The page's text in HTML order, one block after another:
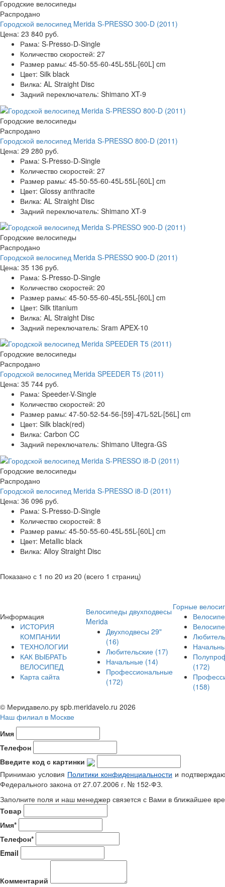
Городские велосипеды
Распродано
Городской велосипед Merida S-PRESSO 300-D (2011)
Цена: 23 840 руб.
Рама: S-Presso-D-Single
Количество скоростей: 27
Размер рамы: 45-50-55-60-45L-55L-[60L] cm
Цвет: Silk black
Вилка: AL Straight Disc
Задний переключатель: Shimano XT-9
Городские велосипеды
Распродано
Городской велосипед Merida S-PRESSO 800-D (2011)
Цена: 29 280 руб.
Рама: S-Presso-D-Single
Количество скоростей: 27
Размер рамы: 45-50-55-60-45L-55L-[60L] cm
Цвет: Glossy anthracite
Вилка: AL Straight Disc
Задний переключатель: Shimano XT-9
Городские велосипеды
Распродано
Городской велосипед Merida S-PRESSO 900-D (2011)
Цена: 35 136 руб.
Рама: S-Presso-D-Single
Количество скоростей: 20
Размер рамы: 45-50-55-60-45L-55L-[60L] cm
Цвет: Silk titanium
Вилка: AL Straight Disc
Задний переключатель: Sram APEX-10
Городские велосипеды
Распродано
Городской велосипед Merida SPEEDER T5 (2011)
Цена: 35 744 руб.
Рама: Speeder-V-Single
Количество скоростей: 20
Размер рамы: 47-50-52-54-56-[59]-47L-52L-[56L] cm
Цвет: Silk black(red)
Вилка: Carbon CC
Задний переключатель: Shimano Ultegra-GS
Городские велосипеды
Распродано
Городской велосипед Merida S-PRESSO i8-D (2011)
Цена: 36 096 руб.
Рама: S-Presso-D-Single
Количество скоростей: 8
Размер рамы: 45-50-55-60-45L-55L-[60L] cm
Цвет: Metallic black
Вилка: Alloy Straight Disc
Показано с 1 по 20 из 20 (всего 1 страниц)
Информация
ИСТОРИЯ
КОМПАНИИ
ТЕХНОЛОГИИ
КАК ВЫБРАТЬ
ВЕЛОСИПЕД
Карта сайта
Велосипеды двухподвесы
Merida
Двухподвесы 29"
(16)
Любительские (17)
Начальные (14)
Профессиональные
(172)
Горные
(172)
(158)
© Меридавело.ру spb.meridavelo.ru 2026
Наш филиал в Москве
Имя
Телефон
Введите код с картинки
Принимаю условия Политики конфиденциальности и
Федерального закона от 27.07.2006 г. № 152-ФЗ.
Заполните поля и наш менеджер связется с Вами в ближайшее
Товар
Имя*
Телефон*
Email
Комментарий